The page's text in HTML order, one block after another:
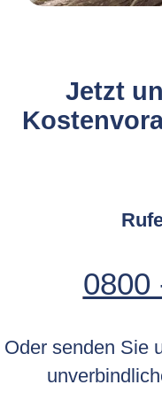
Jetzt
0800
Oder senden Sie